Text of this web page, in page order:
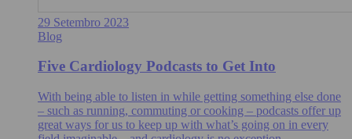
29 Setembro 2023
Blog
Five Cardiology Podcasts to Get Into
With being able to listen in while getting something else done
– such as running, commuting or cooking – podcasts offer up
great ways for us to keep up with what’s going on in every